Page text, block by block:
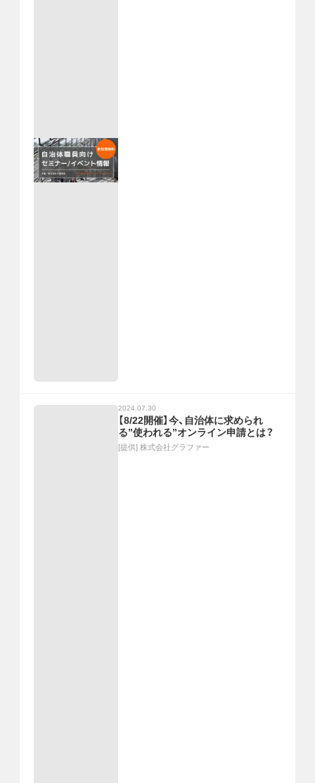
2024.07.30
【8/22開催】今、自治体に求められ
る”使われる”オンライン申請とは？
[提供] 株式会社グラファー